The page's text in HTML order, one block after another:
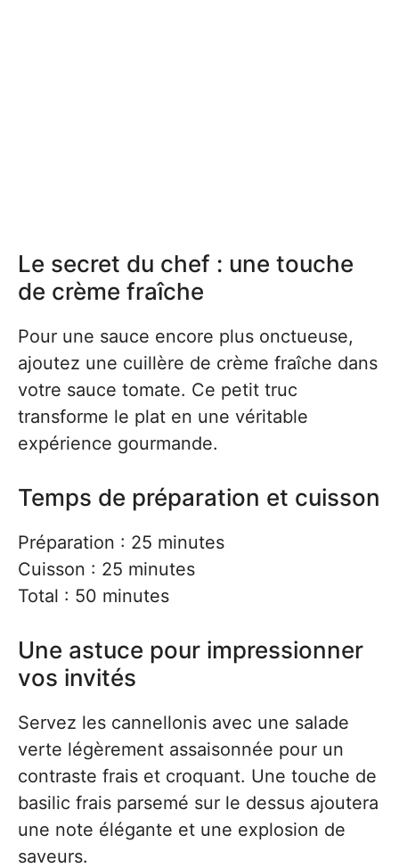
Le secret du chef : une touche
de crème fraîche
Pour une sauce encore plus onctueuse,
ajoutez une cuillère de crème fraîche dans
votre sauce tomate. Ce petit truc
transforme le plat en une véritable
expérience gourmande.
Temps de préparation et cuisson
Préparation : 25 minutes
Cuisson : 25 minutes
Total : 50 minutes
Une astuce pour impressionner
vos invités
Servez les cannellonis avec une salade
verte légèrement assaisonnée pour un
contraste frais et croquant. Une touche de
basilic frais parsemé sur le dessus ajoutera
une note élégante et une explosion de
saveurs.